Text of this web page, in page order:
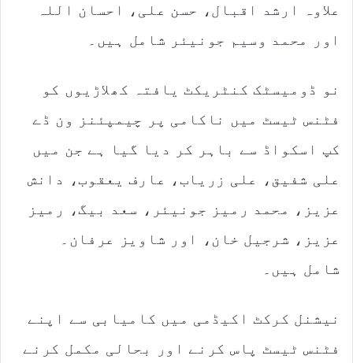
علاوہ ارشد اقبال، حسن علی، احسان اللہ
اور محمد وسیم جونیئر شامل ہیں۔
نو ڈومیسٹک کنٹریکٹ یافتہ کھلاڑیوں کو
فٹنس ٹیسٹ میں ناکامی پر چیمپئنز ون ڈے
کپ اسکواڈ سے باہر کر دیا گیا ہے جن میں
علی شفیق، علی زریاب، عارف یعقوب، دانش
عزیز، محمد رمیز جونیئر، سعد بیگ، رمیز
عزیز، شرجیل خان، اور شاویز عرفان۔
شامل ہیں۔
نیشنل کرکٹ اکیڈمی میں کامیابی سے اپنے
فٹنس ٹیسٹ پاس کرنے اور بحالی مکمل کرنے